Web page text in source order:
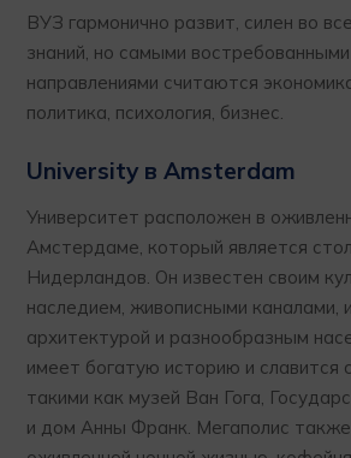
ВУЗ гармонично развит, силен во
знаний, но самыми
направлениями считаются
политика, психология, бизнес.
University в Amsterdam
Университет расположен в
Амстердаме, который является
Нидерландов. Он известен своим
наследием, живописными каналами,
архитектурой и разнообразным
имеет богатую историю и славится
такими как музей Ван Гога,
и дом Анны Франк. Мегаполис